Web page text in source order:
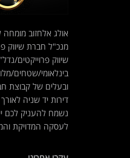
אולג אלחזוב מומחה
מנכ"ל חברת שיווק
שיווק פרוייקטים/
בינלאומי/שטחים/
ובעלים של קבוצת
דירות יד שניה
נשמח להעניק לכם
לעסקה המדויקת